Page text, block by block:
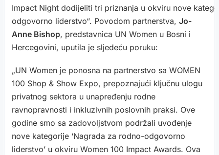
Impact Night dodijeliti tri priznanja u okviru nove
odgovorno liderstvo“. Povodom partnerstva, Jo-
Anne Bishop, predstavnica UN Women u Bosni i
Hercegovini, uputila je sljedeću poruku:
„UN Women je ponosna na partnerstvo sa WOMEN
100 Shop & Show Expo, prepoznajući ključnu ulogu
privatnog sektora u unapređenju rodne
ravnopravnosti i inkluzivnih poslovnih praksi. Ove
godine smo sa zadovoljstvom podržali uvođenje
nove kategorije ‘Nagrada za rodno-odgovorno
liderstvo’ u okviru Women 100 Impact Awards. Ova